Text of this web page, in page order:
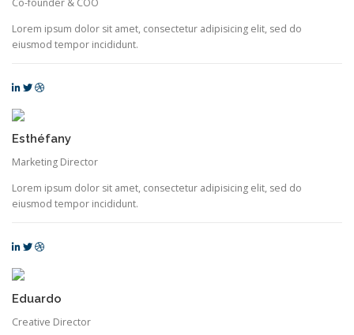
Lorem ipsum dolor sit amet, consectetur adipisicing elit, sed do
eiusmod tempor incididunt.
Esthéfany
Marketing Director
Lorem ipsum dolor sit amet, consectetur adipisicing elit, sed do
eiusmod tempor incididunt.
Eduardo
Creative Director